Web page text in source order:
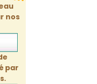
nos
par